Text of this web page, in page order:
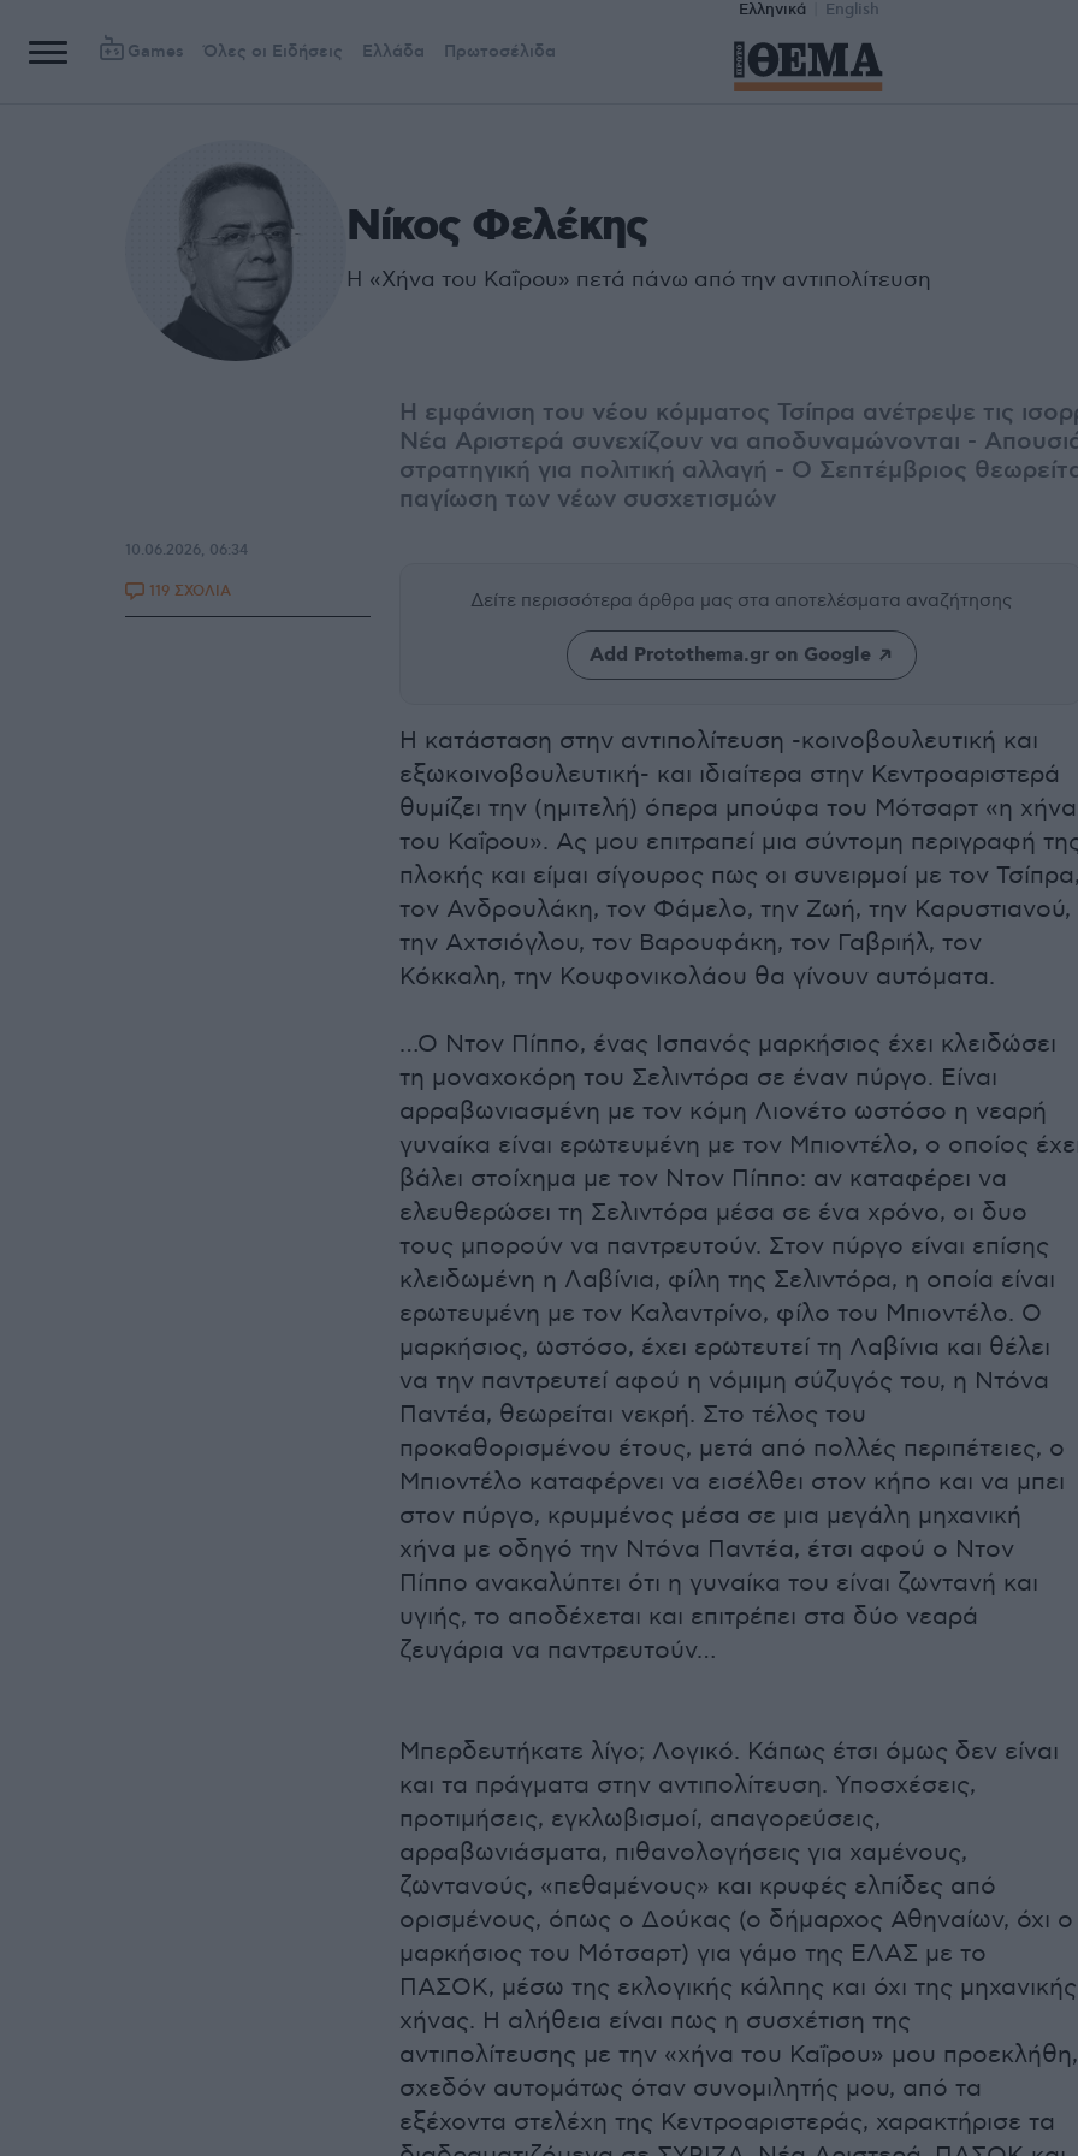
Ελληνικά English
Games Όλες οι Ειδήσεις Ελλάδα Πρωτοσέλιδα
Νίκος Φελέκης
H «Χήνα του Καΐρου» πετά πάνω από την αντιπολίτευση
Η εμφάνιση του νέου κόμματος Τσίπρα ανέτρεψε τις
Νέα Αριστερά συνεχίζουν να αποδυναμώνονται -
στρατηγική για πολιτική αλλαγή - Ο Σεπτέμβριος
παγίωση των νέων συσχετισμών
Δείτε περισσότερα άρθρα μας στα αποτελέσματα αναζήτησης
Add Protothema.gr on Google
Η κατάσταση στην αντιπολίτευση -κοινοβουλευτική και
εξωκοινοβουλευτική- και ιδιαίτερα στην Κεντροαριστερά
θυμίζει την (ημιτελή) όπερα μπούφα του Μότσαρτ «η χήνα
του Καΐρου». Ας μου επιτραπεί μια σύντομη περιγραφή
πλοκής και είμαι σίγουρος πως οι συνειρμοί με τον
τον Ανδρουλάκη, τον Φάμελο, την Ζωή, την Καρυστιανού,
την Αχτσιόγλου, τον Βαρουφάκη, τον Γαβριήλ, τον
Κόκκαλη, την Κουφονικολάου θα γίνουν αυτόματα.
…Ο Ντον Πίππο, ένας Ισπανός μαρκήσιος έχει κλειδώσει
τη μοναχοκόρη του Σελιντόρα σε έναν πύργο. Είναι
αρραβωνιασμένη με τον κόμη Λιονέτο ωστόσο η νεαρή
γυναίκα είναι ερωτευμένη με τον Μπιοντέλο, ο οποίος
βάλει στοίχημα με τον Nτον Πίππο: αν καταφέρει να
ελευθερώσει τη Σελιντόρα μέσα σε ένα χρόνο, οι δυο
τους μπορούν να παντρευτούν. Στον πύργο είναι επίσης
κλειδωμένη η Λαβίνια, φίλη της Σελιντόρα, η οποία είναι
ερωτευμένη με τον Καλαντρίνο, φίλο του Μπιοντέλο. Ο
μαρκήσιος, ωστόσο, έχει ερωτευτεί τη Λαβίνια και θέλει
να την παντρευτεί αφού η νόμιμη σύζυγός του, η Ντόνα
Παντέα, θεωρείται νεκρή. Στο τέλος του
προκαθορισμένου έτους, μετά από πολλές περιπέτειες, ο
Μπιοντέλο καταφέρνει να εισέλθει στον κήπο και να μπει
στον πύργο, κρυμμένος μέσα σε μια μεγάλη μηχανική
χήνα με οδηγό την Ντόνα Παντέα, έτσι αφού ο Ντον
Πίππο ανακαλύπτει ότι η γυναίκα του είναι ζωντανή και
υγιής, το αποδέχεται και επιτρέπει στα δύο νεαρά
ζευγάρια να παντρευτούν…
Μπερδευτήκατε λίγο; Λογικό. Κάπως έτσι όμως δεν είναι
και τα πράγματα στην αντιπολίτευση. Υποσχέσεις,
προτιμήσεις, εγκλωβισμοί, απαγορεύσεις,
αρραβωνιάσματα, πιθανολογήσεις για χαμένους,
ζωντανούς, «πεθαμένους» και κρυφές ελπίδες από
ορισμένους, όπως ο Δούκας (ο δήμαρχος Αθηναίων, όχι ο
μαρκήσιος του Μότσαρτ) για γάμο της ΕΛΑΣ με το
ΠΑΣΟΚ, μέσω της εκλογικής κάλπης και όχι της μηχανικής
χήνας. Η αλήθεια είναι πως η συσχέτιση της
αντιπολίτευσης με την «χήνα του Καΐρου» μου προεκλήθη,
σχεδόν αυτομάτως όταν συνομιλητής μου, από τα
εξέχοντα στελέχη της Κεντροαριστεράς, χαρακτήρισε τα
10.06.2026, 06:34
119 ΣΧΟΛΙΑ